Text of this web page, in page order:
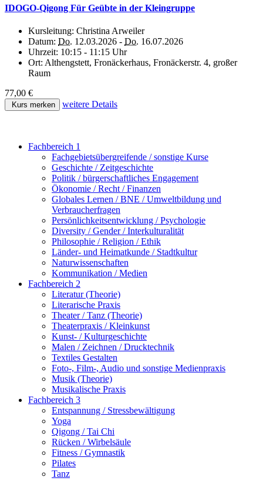
IDOGO-Qigong Für Geübte in der Kleingruppe
Kursleitung: Christina Arweiler
Datum: Do. 12.03.2026 - Do. 16.07.2026
Uhrzeit: 10:15 - 11:15 Uhr
Ort: Althengstett, Fronäckerhaus, Fronäckerstr. 4, großer
Raum
77,00 €
Kurs merken weitere Details
Fachbereich 1
Fachgebietsübergreifende / sonstige Kurse
Geschichte / Zeitgeschichte
Politik / bürgerschaftliches Engagement
Ökonomie / Recht / Finanzen
Globales Lernen / BNE / Umweltbildung und
Verbraucherfragen
Persönlichkeitsentwicklung / Psychologie
Diversity / Gender / Interkulturalität
Philosophie / Religion / Ethik
Länder- und Heimatkunde / Stadtkultur
Naturwissenschaften
Kommunikation / Medien
Fachbereich 2
Literatur (Theorie)
Literarische Praxis
Theater / Tanz (Theorie)
Theaterpraxis / Kleinkunst
Kunst- / Kulturgeschichte
Malen / Zeichnen / Drucktechnik
Textiles Gestalten
Foto-, Film-, Audio und sonstige Medienpraxis
Musik (Theorie)
Musikalische Praxis
Fachbereich 3
Entspannung / Stressbewältigung
Yoga
Qigong / Tai Chi
Rücken / Wirbelsäule
Fitness / Gymnastik
Pilates
Tanz